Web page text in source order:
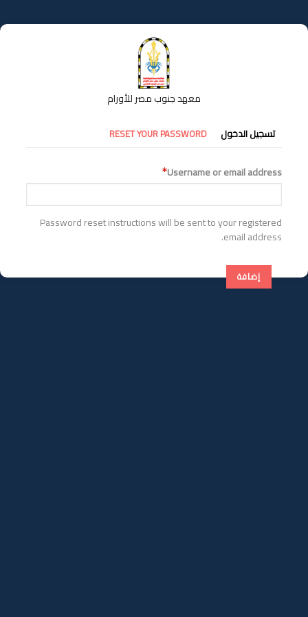
إلى
المحتوى
معهد جنوب مصر للأورام
التبويبات
الأساسية
تسجيل الدخول RESET YOUR PASSWORD
Username or email address
Password reset instructions will be sent to your registered
email address.